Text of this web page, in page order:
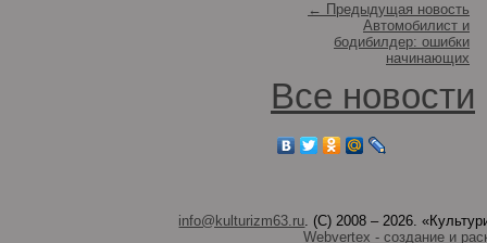
← Предыдущая новость
Автомобилист и
бодибилдер: ошибки
начинающих
Все новости
info@kulturizm63.ru. (C) 2008 – 2026.
Webvertex - создание и